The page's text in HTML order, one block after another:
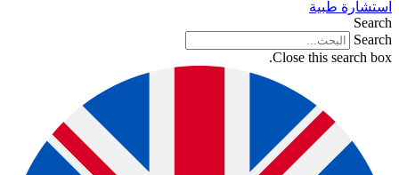
استشارة طبية
Search
Search
Close this search box.